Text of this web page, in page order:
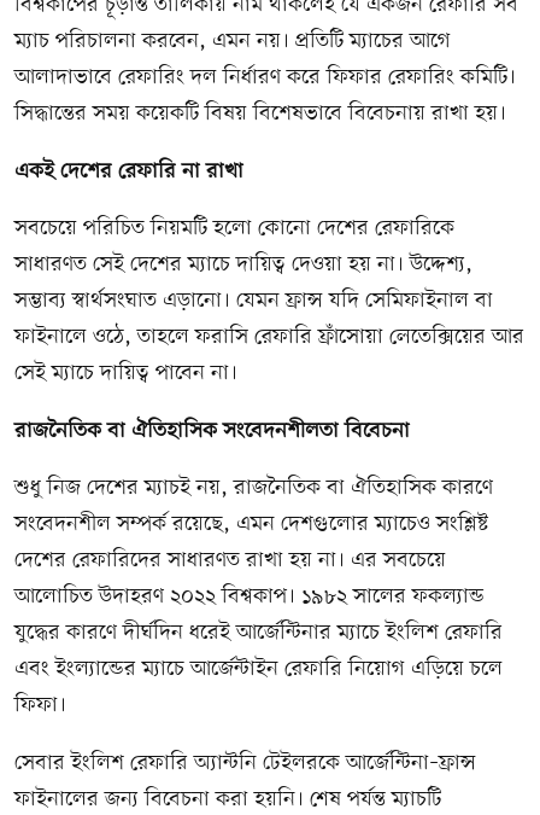
ম্যাচ পরিচালনা করবেন, এমন নয়। প্রতিটি ম্যাচের আগে
আলাদাভাবে রেফারিং দল নির্ধারণ করে ফিফার রেফারিং কমিটি।
সিদ্ধান্তের সময় কয়েকটি বিষয় বিশেষভাবে বিবেচনায় রাখা হয়।
একই দেশের রেফারি না রাখা
সবচেয়ে পরিচিত নিয়মটি হলো কোনো দেশের রেফারিকে
সাধারণত সেই দেশের ম্যাচে দায়িত্ব দেওয়া হয় না। উদ্দেশ্য,
সম্ভাব্য স্বার্থসংঘাত এড়ানো। যেমন ফ্রান্স যদি সেমিফাইনাল বা
ফাইনালে ওঠে, তাহলে ফরাসি রেফারি ফ্রাঁসোয়া লেতেক্সিয়ের আর
সেই ম্যাচে দায়িত্ব পাবেন না।
রাজনৈতিক বা ঐতিহাসিক সংবেদনশীলতা বিবেচনা
শুধু নিজ দেশের ম্যাচই নয়, রাজনৈতিক বা ঐতিহাসিক কারণে
সংবেদনশীল সম্পর্ক রয়েছে, এমন দেশগুলোর ম্যাচেও সংশ্লিষ্ট
দেশের রেফারিদের সাধারণত রাখা হয় না। এর সবচেয়ে
আলোচিত উদাহরণ ২০২২ বিশ্বকাপ। ১৯৮২ সালের ফকল্যান্ড
যুদ্ধের কারণে দীর্ঘদিন ধরেই আর্জেন্টিনার ম্যাচে ইংলিশ রেফারি
এবং ইংল্যান্ডের ম্যাচে আর্জেন্টাইন রেফারি নিয়োগ এড়িয়ে চলে
ফিফা।
সেবার ইংলিশ রেফারি অ্যান্টনি টেইলরকে আর্জেন্টিনা–ফ্রান্স
ফাইনালের জন্য বিবেচনা করা হয়নি। শেষ পর্যন্ত ম্যাচটি